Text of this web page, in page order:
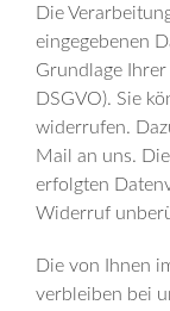
Die
eingegebenen
Grundlage
DSGVO). Sie
widerrufen.
Mail an uns.
erfolgten
Widerruf
Die von Ihnen
verbleiben bei